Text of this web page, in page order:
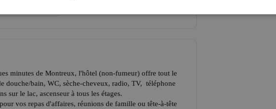
minutes de Montreux, l'hôtel (non-fumeur) offre tout le
douche/bain, WC, sèche-cheveux, radio, TV, téléphone
sur le lac, ascenseur à tous les étages.
vos repas d'affaires, réunions de famille ou tête-à-tête